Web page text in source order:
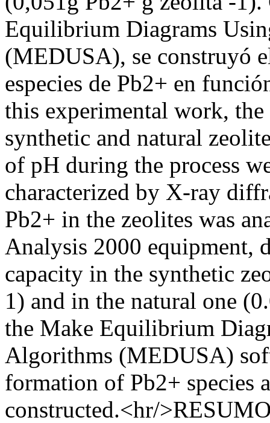
Equilibrium Diagrams
(MEDUSA), se construyó
especies de Pb2+ en
this experimental work,
synthetic and natural
of pH during the process
characterized by X-ray
Pb2+ in the zeolites was
Analysis 2000 equipment,
capacity in the synthetic
1) and in the natural one
the Make Equilibrium
Algorithms (MEDUSA)
formation of Pb2+ species
constructed.<hr/